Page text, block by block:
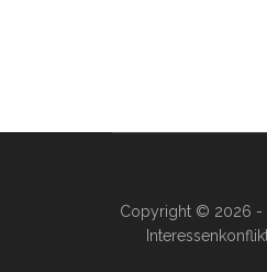
Copyright © 2026 -